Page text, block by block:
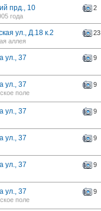
прд., 10
2
года
ул., Д.18 к.2
23
аллея
ул., 37 9
ул., 37
9
поле
ул., 37 9
ул., 37 9
ул., 37 9
ул., 37
9
поле